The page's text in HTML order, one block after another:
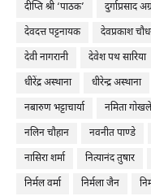
दीप्ति श्री ‘पाठक’
दुर्गाप्रसाद
देवदत्त पट्टनायक
देवप्रकाश
देवी नागरानी
देवेश पथ सारिया
धीरेंद्र अस्थाना
धीरेन्द्र अस्थाना
नबारुण भट्टाचार्या
नमिता गोखले
नलिन चौहान
नवनीत पाण्डे
नासिरा शर्मा
नित्यानंद तुषार
निर्मल वर्मा
निर्मला जैन